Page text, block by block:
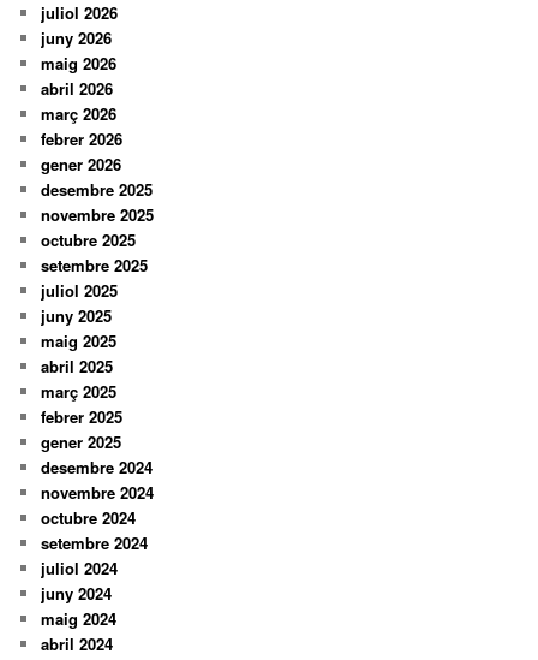
juliol 2026
juny 2026
maig 2026
abril 2026
març 2026
febrer 2026
gener 2026
desembre 2025
novembre 2025
octubre 2025
setembre 2025
juliol 2025
juny 2025
maig 2025
abril 2025
març 2025
febrer 2025
gener 2025
desembre 2024
novembre 2024
octubre 2024
setembre 2024
juliol 2024
juny 2024
maig 2024
abril 2024